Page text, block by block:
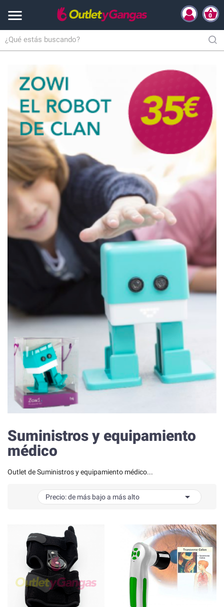
 0
Inicio Salud y Cuidado personal Suministros y equipamiento médico
Suministros y equipamiento
médico
Outlet de Suministros y equipamiento médico...
Precio: de más bajo a más alto 